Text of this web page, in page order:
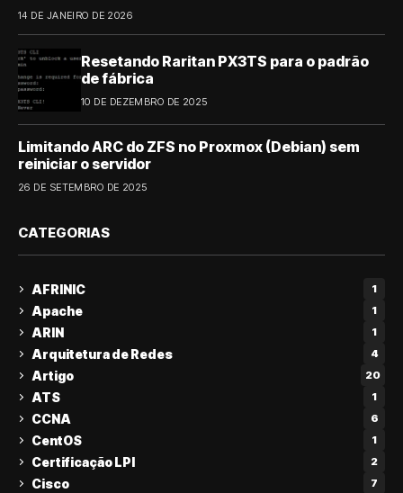
14 DE JANEIRO DE 2026
Resetando Raritan PX3TS para o padrão
de fábrica
10 DE DEZEMBRO DE 2025
Limitando ARC do ZFS no Proxmox (Debian) sem
reiniciar o servidor
26 DE SETEMBRO DE 2025
CATEGORIAS
AFRINIC 1
Apache 1
ARIN 1
Arquitetura de Redes 4
Artigo 20
ATS 1
CCNA 6
CentOS 1
Certificação LPI 2
Cisco 7